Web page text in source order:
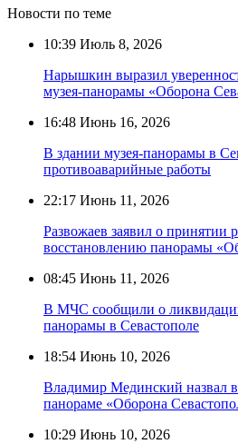
Новости по теме
10:39 Июль 8, 2026
Нарышкин выразил
музея-панорамы «Оборона
16:48 Июнь 16, 2026
В здании музея-панорамы в
противоаварийные работы
22:17 Июнь 11, 2026
Развожаев заявил о принятии
восстановлению панорамы
08:45 Июнь 11, 2026
В МЧС сообщили о
панорамы в Севастополе
18:54 Июнь 10, 2026
Владимир Мединский назвал
панораме «Оборона
10:29 Июнь 10, 2026